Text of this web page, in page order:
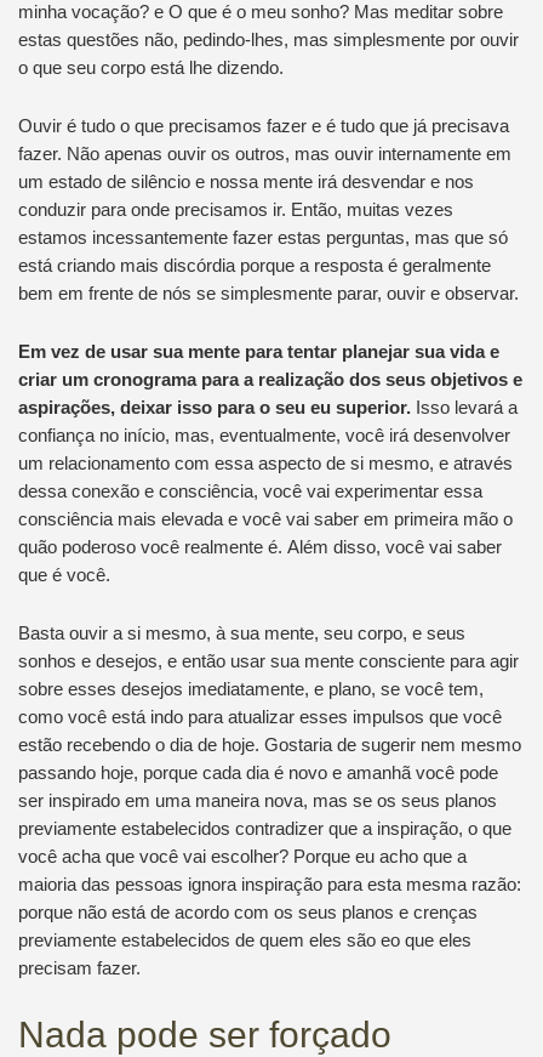
minha vocação? e O que é o meu sonho? Mas meditar sobre
estas questões não, pedindo-lhes, mas simplesmente por ouvir
o que seu corpo está lhe dizendo.
Ouvir é tudo o que precisamos fazer e é tudo que já precisava
fazer. Não apenas ouvir os outros, mas ouvir internamente em
um estado de silêncio e nossa mente irá desvendar e nos
conduzir para onde precisamos ir. Então, muitas vezes
estamos incessantemente fazer estas perguntas, mas que só
está criando mais discórdia porque a resposta é geralmente
bem em frente de nós se simplesmente parar, ouvir e observar.
Em vez de usar sua mente para tentar planejar sua vida e
criar um cronograma para a realização dos seus objetivos e
aspirações, deixar isso para o seu eu superior.Isso levará a
confiança no início, mas, eventualmente, você irá desenvolver
um relacionamento com essa aspecto de si mesmo, e através
dessa conexão e consciência, você vai experimentar essa
consciência mais elevada e você vai saber em primeira mão o
quão poderoso você realmente é. Além disso, você vai saber
que é você.
Basta ouvir a si mesmo, à sua mente, seu corpo, e seus
sonhos e desejos, e então usar sua mente consciente para agir
sobre esses desejos imediatamente, e plano, se você tem,
como você está indo para atualizar esses impulsos que você
estão recebendo o dia de hoje. Gostaria de sugerir nem mesmo
passando hoje, porque cada dia é novo e amanhã você pode
ser inspirado em uma maneira nova, mas se os seus planos
previamente estabelecidos contradizer que a inspiração, o que
você acha que você vai escolher? Porque eu acho que a
maioria das pessoas ignora inspiração para esta mesma razão:
porque não está de acordo com os seus planos e crenças
previamente estabelecidos de quem eles são eo que eles
precisam fazer.
Nada pode ser forçado